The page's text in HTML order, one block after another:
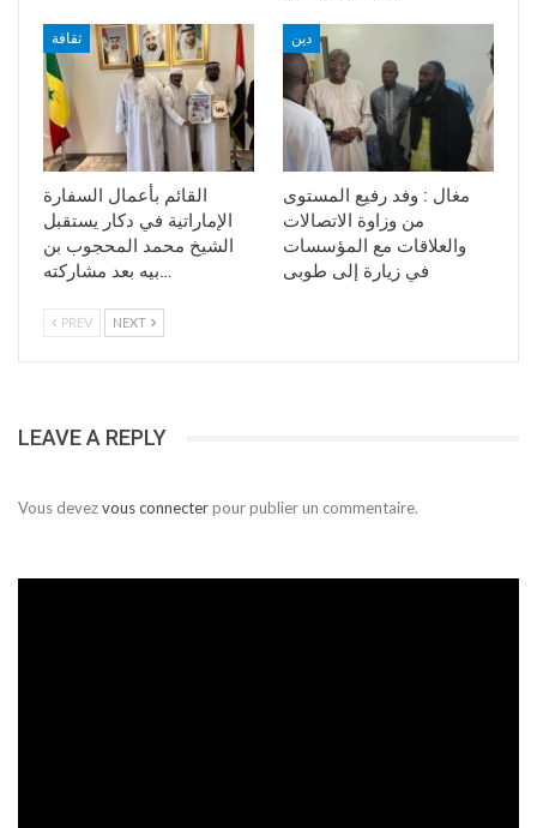
ثقافة
القائم بأعمال السفارة
الإماراتية في دكار يستقبل
الشيخ محمد المحجوب بن
بيه بعد مشاركته…
دين
مغال : وفد رفيع المستوى
من وزاوة الاتصالات
والعلاقات مع المؤسسات
في زيارة إلى طوبى
PREV NEXT
LEAVE A REPLY
Vous devezvous connecterpour publier un commentaire.